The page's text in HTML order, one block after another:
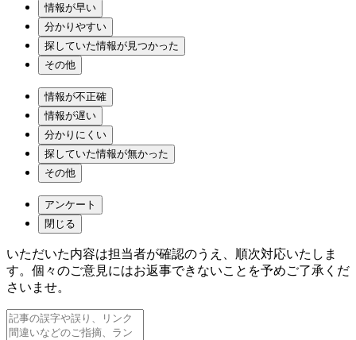
情報が早い
分かりやすい
探していた情報が見つかった
その他
情報が不正確
情報が遅い
分かりにくい
探していた情報が無かった
その他
アンケート
閉じる
いただいた内容は担当者が確認のうえ、順次対応いたしま
す。個々のご意見にはお返事できないことを予めご了承くだ
さいませ。